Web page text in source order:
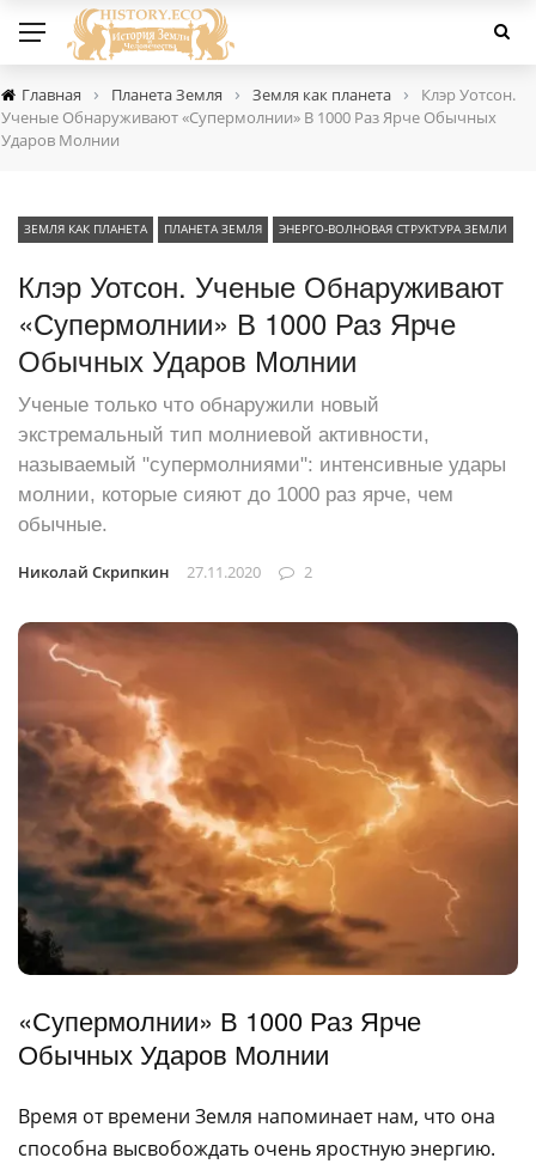
Главная › Планета Земля › Земля как планета ›
Клэр Уотсон.
Ученые Обнаруживают «Супермолнии» В 1000 Раз Ярче Обычных
Ударов Молнии
ЗЕМЛЯ КАК ПЛАНЕТА ПЛАНЕТА ЗЕМЛЯ ЭНЕРГО-ВОЛНОВАЯ СТРУКТУРА ЗЕМЛИ
Клэр Уотсон. Ученые Обнаруживают
«Супермолнии» В 1000 Раз Ярче
Обычных Ударов Молнии
Ученые только что обнаружили новый
экстремальный тип молниевой активности,
называемый "супермолниями": интенсивные удары
молнии, которые сияют до 1000 раз ярче, чем
обычные.
Николай Скрипкин 27.11.2020 2
«Супермолнии» В 1000 Раз Ярче
Обычных Ударов Молнии
Время от времени Земля напоминает нам, что она
способна высвобождать очень яростную энергию.